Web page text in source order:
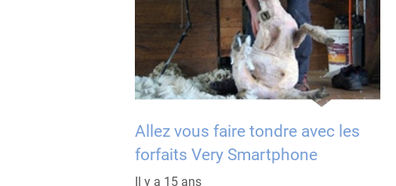
Allez vous faire tondre avec les
forfaits Very Smartphone
Il y a 15 ans